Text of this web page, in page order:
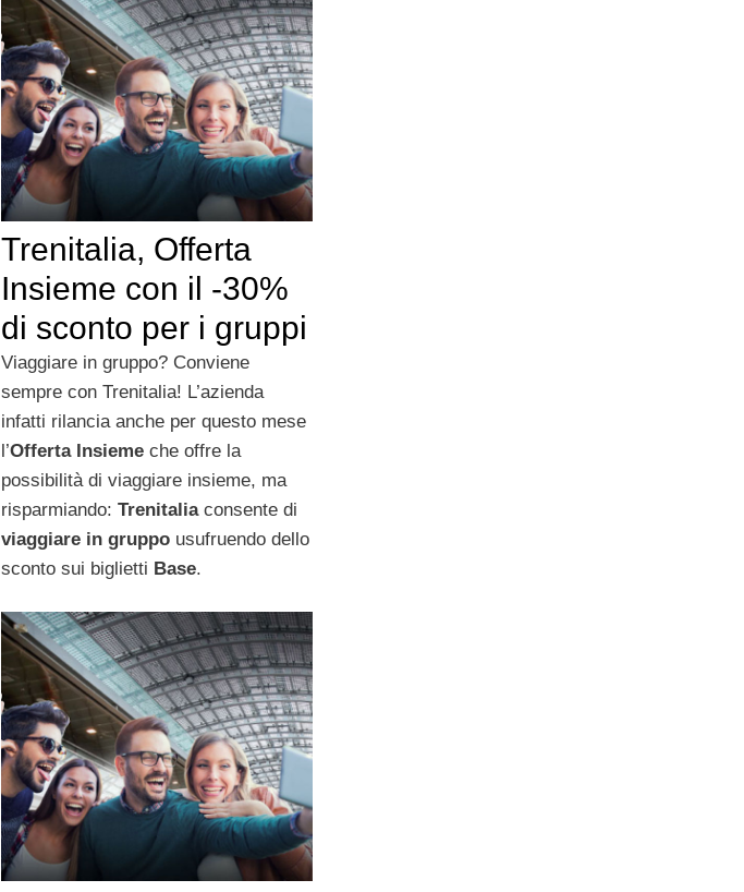
Trenitalia, Offerta
Insieme con il -30%
di sconto per i gruppi
Viaggiare in gruppo? Conviene
sempre con Trenitalia! L’azienda
infatti rilancia anche per questo mese
l’Offerta Insieme che offre la
possibilità di viaggiare insieme, ma
risparmiando: Trenitaliaconsente di
viaggiare in gruppo usufruendo dello
sconto sui biglietti Base.